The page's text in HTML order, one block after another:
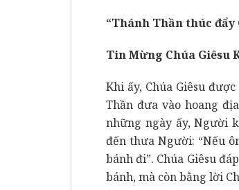
“Thánh Thần thúc đẩy
Tin Mừng Chúa Giêsu
Khi ấy, Chúa Giêsu
Thần đưa vào hoang
những ngày ấy, Người
đến thưa Người: “Nếu
bánh đi”. Chúa Giêsu
bánh, mà còn bằng lời